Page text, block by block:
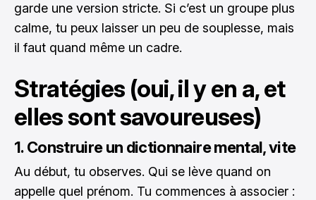
garde une version stricte. Si c’est un groupe plus
calme, tu peux laisser un peu de souplesse, mais
il faut quand même un cadre.
Stratégies (oui, il y en a, et
elles sont savoureuses)
1. Construire un dictionnaire mental, vite
Au début, tu observes. Qui se lève quand on
appelle quel prénom. Tu commences à associer :